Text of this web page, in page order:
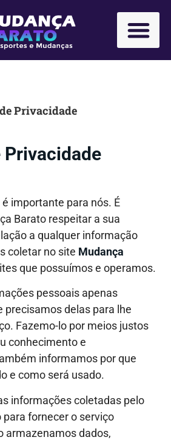
Privacidade
importante para nós. É
Barato respeitar a sua
a qualquer informação
coletar no site Mudança
que possuímos e operamos.
pessoais apenas
precisamos delas para lhe
Fazemo-lo por meios justos
conhecimento e
informamos por que
e como será usado.
informações coletadas pelo
fornecer o serviço
armazenamos dados,